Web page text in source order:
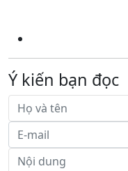
Ý kiến bạn đọc